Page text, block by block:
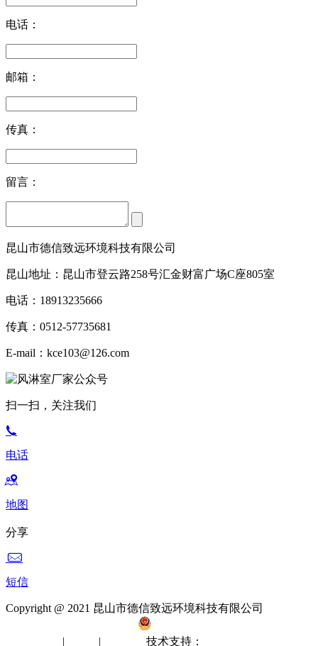
电话：
邮箱：
传真：
留言：
昆山市德信致远环境科技有限公司
昆山地址：昆山市登云路258号汇金财富广场C座805室
电话：18913235666
传真：0512-57735681
E-mail：kce103@126.com
扫一扫，关注我们
电话
地图
分享
短信
Copyright @ 2021 昆山市德信致远环境科技有限公司
| | 技术支持：